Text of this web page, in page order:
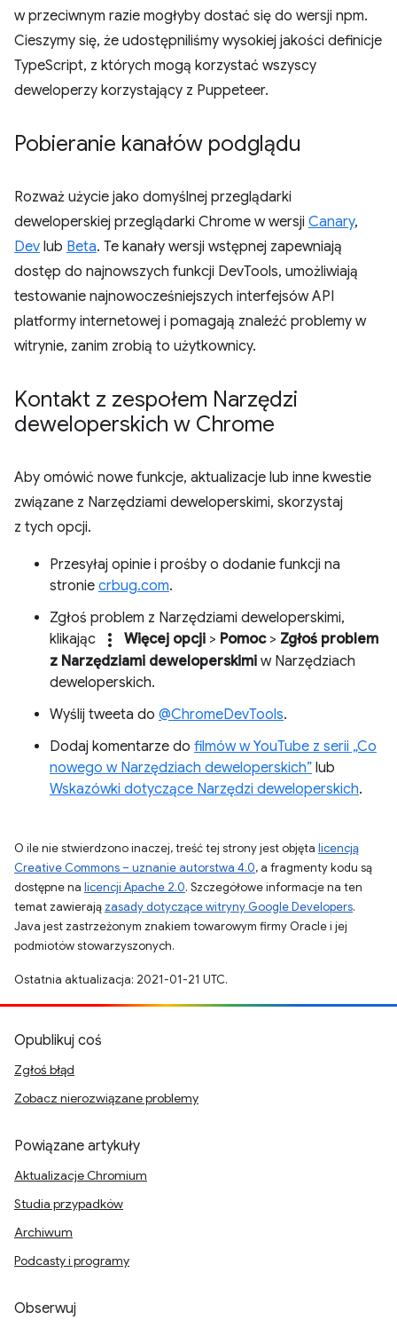
w przeciwnym razie mogłyby dostać się do wersji npm.
Cieszymy się, że udostępniliśmy wysokiej jakości definicje
TypeScript, z których mogą korzystać wszyscy
deweloperzy korzystający z Puppeteer.
Pobieranie kanałów podglądu
Rozważ użycie jako domyślnej przeglądarki
deweloperskiej przeglądarki Chrome w wersji Canary,
Dev lub Beta. Te kanały wersji wstępnej zapewniają
dostęp do najnowszych funkcji DevTools, umożliwiają
testowanie najnowocześniejszych interfejsów API
platformy internetowej i pomagają znaleźć problemy w
witrynie, zanim zrobią to użytkownicy.
Kontakt z zespołem Narzędzi
deweloperskich w Chrome
Aby omówić nowe funkcje, aktualizacje lub inne kwestie
związane z Narzędziami deweloperskimi, skorzystaj
z tych opcji.
Przesyłaj opinie i prośby o dodanie funkcji na
stronie crbug.com.
Zgłoś problem z Narzędziami deweloperskimi,
klikając
more_vert Więcej opcji > Pomoc> Zgłoś problem
z Narzędziami deweloperskimi w Narzędziach
deweloperskich.
Wyślij tweeta do @ChromeDevTools.
Dodaj komentarze do filmów w YouTube z serii „Co
nowego w Narzędziach deweloperskich” lub
Wskazówki dotyczące Narzędzi deweloperskich.
O ile nie stwierdzono inaczej, treść tej strony jest objęta licencją
Creative Commons – uznanie autorstwa 4.0, a fragmenty kodu są
dostępne na licencji Apache 2.0. Szczegółowe informacje na ten
temat zawierają zasady dotyczące witryny Google Developers.
Java jest zastrzeżonym znakiem towarowym firmy Oracle i jej
podmiotów stowarzyszonych.
Ostatnia aktualizacja: 2021-01-21 UTC.
Opublikuj coś
Zgłoś błąd
Zobacz nierozwiązane problemy
Powiązane artykuły
Aktualizacje Chromium
Studia przypadków
Archiwum
Podcasty i programy
Obserwuj